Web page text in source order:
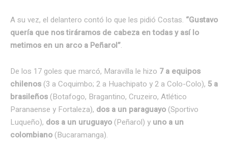
A su vez, el delantero contó lo que les pidió Costas. “Gustavo
quería que nos tiráramos de cabeza en todas y así lo
metimos en un arco a Peñarol”.
De los 17 goles que marcó, Maravilla le hizo 7 a equipos
chilenos (3 a Coquimbo; 2 a Huachipato y 2 a Colo-Colo), 5 a
brasileños (Botafogo, Bragantino, Cruzeiro, Atlético
Paranaense y Fortaleza), dos a un paraguayo (Sportivo
Luqueño), dos a un uruguayo (Peñarol) y uno a un
colombiano (Bucaramanga).